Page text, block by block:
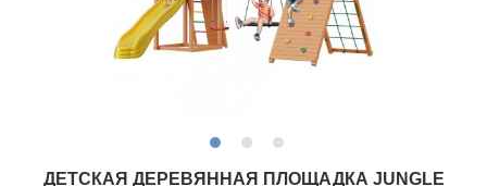
ДЕТСКАЯ ДЕРЕВЯННАЯ ПЛОЩАДКА JUNGLE